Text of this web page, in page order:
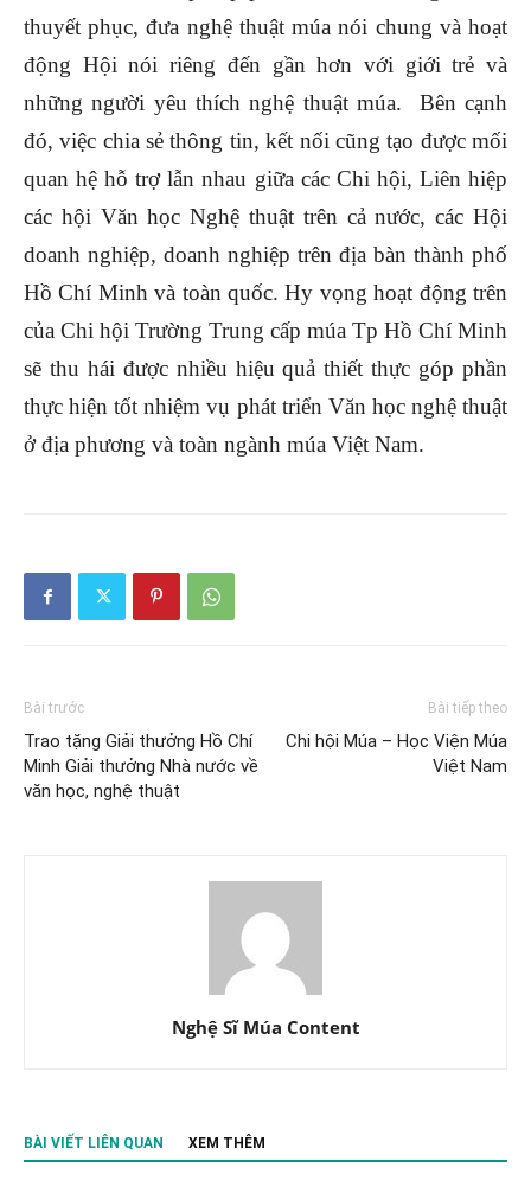
thuyết phục, đưa nghệ thuật múa nói chung và hoạt
động Hội nói riêng đến gần hơn với giới trẻ và
những người yêu thích nghệ thuật múa.
Bên cạnh
đó, việc chia sẻ thông tin, kết nối cũng tạo được mối
quan hệ hỗ trợ lẫn nhau giữa các Chi hội, Liên hiệp
các hội Văn học Nghệ thuật trên cả nước, các Hội
doanh nghiệp, doanh nghiệp trên địa bàn thành phố
Hồ Chí Minh và toàn quốc. Hy vọng hoạt động trên
của Chi hội Trường Trung cấp múa Tp Hồ Chí Minh
sẽ thu hái được nhiều hiệu quả thiết thực góp phần
thực hiện tốt nhiệm vụ phát triển Văn học nghệ thuật
ở địa phương và toàn ngành múa Việt Nam.
Bài trước
Trao tặng Giải thưởng Hồ Chí
Minh Giải thưởng Nhà nước về
văn học, nghệ thuật
Bài tiếp theo
Chi hội Múa – Học Viện Múa
Việt Nam
Nghệ Sĩ Múa Content
BÀI VIẾT LIÊN QUAN XEM THÊM